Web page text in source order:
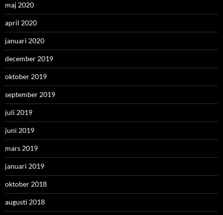
maj 2020
april 2020
januari 2020
december 2019
oktober 2019
september 2019
juli 2019
juni 2019
mars 2019
januari 2019
oktober 2018
augusti 2018